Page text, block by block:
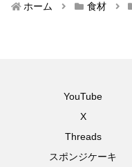
ホーム 食材
YouTube
X
Threads
スポンジケーキ